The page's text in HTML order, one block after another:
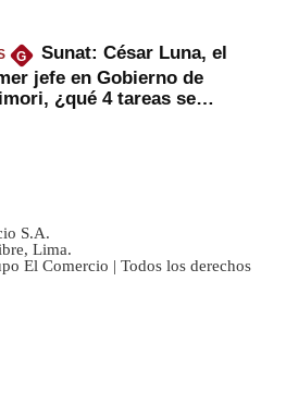
G
Sunat: César Luna, el
jefe en Gobierno de
¿qué 4 tareas se
S.A.
Lima.
El Comercio | Todos los derechos